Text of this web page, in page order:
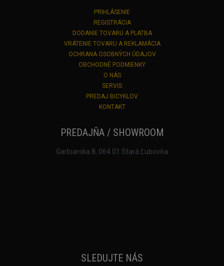
PRIHLÁSENIE
REGISTRÁCIA
DODANIE TOVARU A PLATBA
VRÁTENIE TOVARU A REKLAMÁCIA
OCHRANA OSOBNÝCH ÚDAJOV
OBCHODNÉ PODMIENKY
O NÁS
SERVIS
PREDAJ BICYKLOV
KONTAKT
PREDAJŇA / SHOWROOM
Garbiarska 8, 064 01 Stará Ľubovňa
SLEDUJTE NÁS